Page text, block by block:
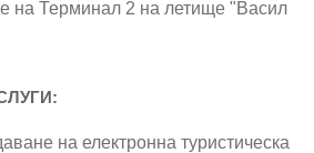
на Терминал 2 на летище "Васил
на електронна туристическа